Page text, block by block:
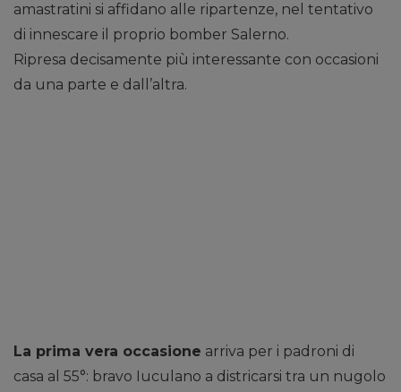
amastratini si affidano alle ripartenze, nel tentativo
di innescare il proprio bomber Salerno.
Ripresa decisamente più interessante con occasioni
da una parte e dall’altra.
La prima vera occasione arriva per i padroni di
casa al 55°: bravo Iuculano a districarsi tra un nugolo